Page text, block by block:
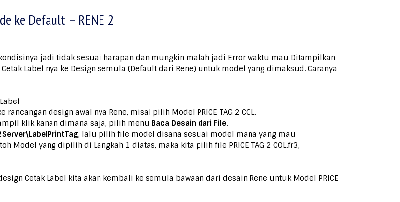
ke Default – RENE 2
jadi tidak sesuai harapan dan mungkin malah jadi Error waktu mau Ditampilkan
Label nya ke Design semula (Default dari Rene) untuk model yang dimaksud. Caranya
design awal nya Rene, misal pilih Model PRICE TAG 2 COL.
klik kanan dimana saja, pilih menu Baca Desain dari File.
, lalu pilih file model disana sesuai model mana yang mau
Model yang dipilih di Langkah 1 diatas, maka kita pilih file PRICE TAG 2 COL.fr3,
Cetak Label kita akan kembali ke semula bawaan dari desain Rene untuk Model PRICE